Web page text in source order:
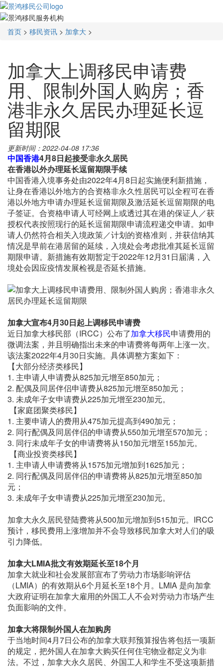
首页 > 移民资讯 > 加拿大 >
加拿大上调移民申请费
用、限制外国人购房；香
港非永久居民办理延长逗
留期限
更新时间：2022-04-08 17:36
中国香港4月8日起接受非永久居民
在香港以外办理延长逗留期限手续
中国香港入境事务处由2022年4月8日起实施便利新措施，
让身在香港以外地方的合资格非永久性居民可以全程可在香
港以外地方申请办理延长逗留期限及激活延长逗留期限的电
子签证。合资格申请人可经网上或透过其在港的保证人／获
授权代表按照现行的延长逗留期限申请流程递交申请。如申
请人仍然符合相关入境政策／计划的资格准则，并获信纳其
情况是早前在港居留的延续，入境处会考虑批准其延长逗留
期限申请。新措施有效期暂定于2022年12月31日届满，入
境处会因应疫情发展检视是否延长措施。
加拿大宣布4月30日起上调移民申请费
近日加拿大移民部（IRCC）公布了加拿大移民申请费用的
微调法案，并且明确指出未来的申请费将每两年上涨一次。
该法案2022年4月30日实施。具体调整方案如下：
【大部分经济类移民】
1. 主申请人申请费从825加元增至850加元；
2. 配偶及同居伴侣申请费从825加元增至850加元；
3. 未成年子女申请费从225加元增至230加元。
【家庭团聚类移民】
1. 主要申请人的费用从475加元提高到490加元；
2. 同行配偶及同居伴侣的申请费从550加元增至570加元；
3. 同行未成年子女的申请费将从150加元增至155加元。
【商业投资类移民】
1. 主申请人申请费将从1575加元增加到1625加元；
2. 同行配偶及同居伴侣的申请费将从825加元增至850加
元；
3. 未成年子女申请费从225加元增至230加元。
加拿大永久居民登陆费将从500加元增加到515加元。IRCC
预计，移民费用上涨增加并不会导致移民加拿大对人们的吸
引力降低。
加拿大LMIA批文有效期延长至18个月
加拿大就业和社会发展部宣布了劳动力市场影响评估
（LMIA）的有效期从6个月延长至18个月。LMIA 是向加拿
大政府证明在加拿大雇用的外国工人不会对劳动力市场产生
负面影响的文件。
加拿大将限制外国人在加购房
于当地时间4月7日公布的加拿大联邦预算报告将包括一项新
的规定，把外国人在加拿大购买任何住宅物业都定义为非
法。不过，加拿大永久居民、外国工人和学生不受这项新措